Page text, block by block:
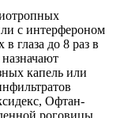
с интерфероном
глаза до 8 раз в
капель или
Офтан-